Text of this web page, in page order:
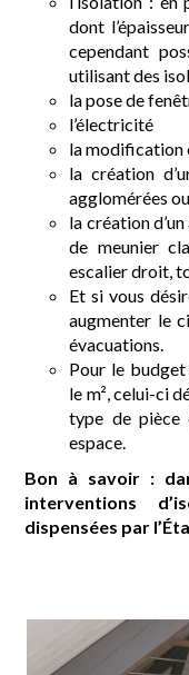
dont
cependant
utilisant des
la pose de
l’électricité
la modification
la création
agglomérées
la création
de meunier
escalier droit,
Et si vous
augmenter le
évacuations.
Pour le
le m², celui-ci
type de pièce
espace.
Bon à savoir :
interventions
dispensées par